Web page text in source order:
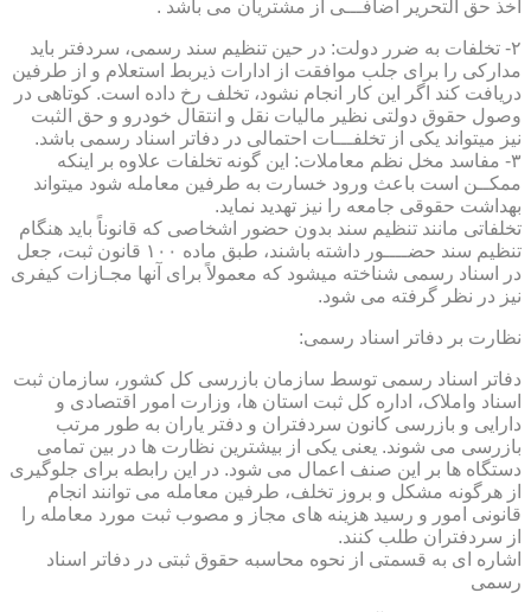
اخذ حق التحریر اضافـــی از مشتریان می باشد .
۲- تخلفات به ضرر دولت: در حین تنظیم سند رسمی، سردفتر باید
مدارکی را برای جلب موافقت از ادارات ذیربط استعلام و از طرفین
دریافت کند اگر این کار انجام نشود، تخلف رخ داده است. کوتاهی در
وصول حقوق دولتی نظیر مالیات نقل و انتقال خودرو و حق الثبت
نیز میتواند یکی از تخلفـــات احتمالی در دفاتر اسناد رسمی باشد.
۳- مفاسد مخل نظم معاملات: این گونه تخلفات علاوه بر اینکه
ممکــن است باعث ورود خسارت به طرفین معامله شود میتواند
بهداشت حقوقی جامعه را نیز تهدید نماید.
تخلفاتی مانند تنظیم سند بدون حضور اشخاصی که قانوناً باید هنگام
تنظیم سند حضــــور داشته باشند، طبق ماده ۱۰۰ قانون ثبت، جعل
در اسناد رسمی شناخته میشود که معمولاً برای آنها مجـازات کیفری
نیز در نظر گرفته می شود.
نظارت بر دفاتر اسناد رسمی:
دفاتر اسناد رسمی توسط سازمان بازرسی کل کشور، سازمان ثبت
اسناد واملاک، اداره کل ثبت استان ها، وزارت امور اقتصادی و
دارایی و بازرسی کانون سردفتران و دفتر یاران به طور مرتب
بازرسی می شوند. یعنی یکی از بیشترین نظارت ها در بین تمامی
دستگاه ها بر این صنف اعمال می شود. در این رابطه برای جلوگیری
از هرگونه مشکل و بروز تخلف، طرفین معامله می توانند انجام
قانونی امور و رسید هزینه های مجاز و مصوب ثبت مورد معامله را
از سردفتران طلب کنند.
اشاره ای به قسمتی از نحوه محاسبه حقوق ثبتی در دفاتر اسناد
رسمی